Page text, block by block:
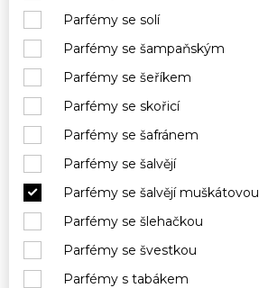
Parfémy se solí
Parfémy se šampaňským
Parfémy se šeříkem
Parfémy se skořicí
Parfémy se šafránem
Parfémy se šalvějí
Parfémy se šalvějí muškátovou
Parfémy se šlehačkou
Parfémy se švestkou
Parfémy s tabákem